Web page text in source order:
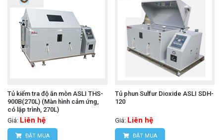
Tủ kiểm tra độ ăn mòn ASLI THS-
900B(270L) (Màn hình cảm ứng,
có lập trình, 270L)
Giá: Liên hệ
ĐẶT MUA
Tủ phun Sulfur Dioxide ASLI SDH-
120
Giá: Liên hệ
ĐẶT MUA